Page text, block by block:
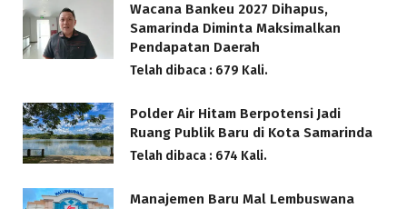
Wacana Bankeu 2027 Dihapus,
Samarinda Diminta Maksimalkan
Pendapatan Daerah
Telah dibaca : 679 Kali.
Polder Air Hitam Berpotensi Jadi
Ruang Publik Baru di Kota Samarinda
Telah dibaca : 674 Kali.
Manajemen Baru Mal Lembuswana